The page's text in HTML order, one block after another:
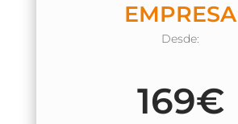
EMPRESA
Desde:
169€